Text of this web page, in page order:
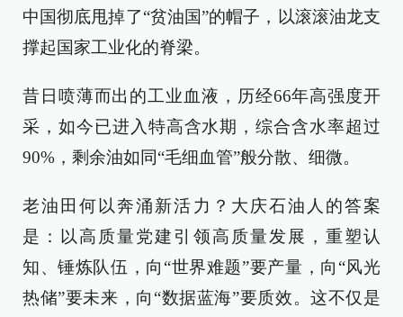
中国彻底甩掉了“贫油国”的帽子，以滚滚油龙支
撑起国家工业化的脊梁。
昔日喷薄而出的工业血液，历经66年高强度开
采，如今已进入特高含水期，综合含水率超过
90%，剩余油如同“毛细血管”般分散、细微。
老油田何以奔涌新活力？大庆石油人的答案
是：以高质量党建引领高质量发展，重塑认
知、锤炼队伍，向“世界难题”要产量，向“风光
热储”要未来，向“数据蓝海”要质效。这不仅是